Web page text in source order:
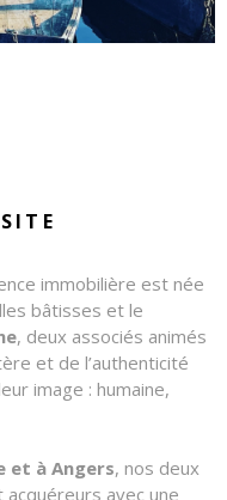
immobilière est née
bâtisses et le
, deux associés animés
et de l’authenticité
image : humaine,
et à Angers, nos deux
avec une